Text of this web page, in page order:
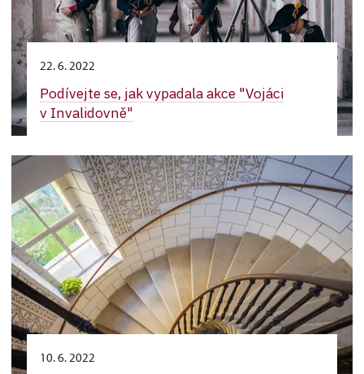
22. 6. 2022
Podívejte se, jak vypadala akce "Vojáci
v Invalidovně"
10. 6. 2022